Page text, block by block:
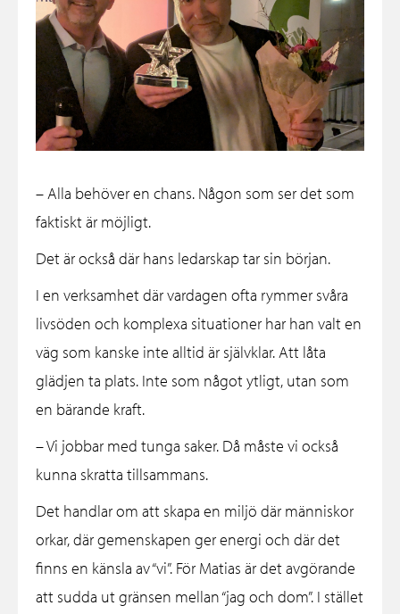
– Alla behöver en chans. Någon som ser det som
faktiskt är möjligt.
Det är också där hans ledarskap tar sin början.
I en verksamhet där vardagen ofta rymmer svåra
livsöden och komplexa situationer har han valt en
väg som kanske inte alltid är självklar. Att låta
glädjen ta plats. Inte som något ytligt, utan som
en bärande kraft.
– Vi jobbar med tunga saker. Då måste vi också
kunna skratta tillsammans.
Det handlar om att skapa en miljö där människor
orkar, där gemenskapen ger energi och där det
finns en känsla av “vi”. För Matias är det avgörande
att sudda ut gränsen mellan “jag och dom”. I stället